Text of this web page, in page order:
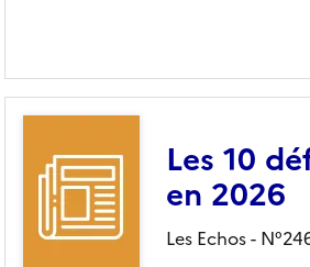
Les 10
en 2026
Les Echos -